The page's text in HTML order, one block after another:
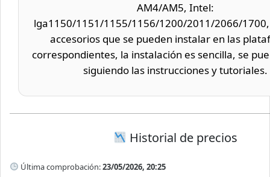
AM4/AM5, Intel:
lga1150/1151/1155/1156/1200/2011/2066/
accesorios que se pueden instalar en las
correspondientes, la instalación es sencilla, se
siguiendo las instrucciones y tutoriales.
Historial de precios
Última comprobación:23/05/2026, 20:25